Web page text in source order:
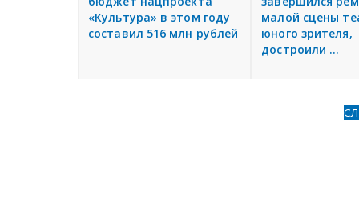
«Культура» в этом году
составил 516 млн рублей
малой сцены
юного зрителя,
достроили ...